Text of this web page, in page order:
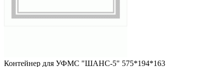
Контейнер для УФМС "ШАНС-5" 575*194*163